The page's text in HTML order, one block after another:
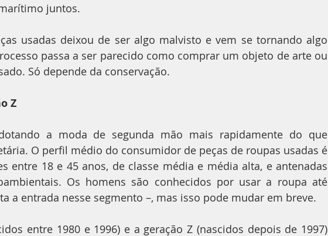
juntos.
usadas deixou de ser algo malvisto e vem se tornando algo
passa a ser parecido como comprar um objeto de arte ou
Só depende da conservação.
Z
O perfil médio do consumidor de peças de roupas usadas é
entre 18 e 45 anos, de classe média e média alta, e antenadas
Os homens são conhecidos por usar a roupa até
a entrada nesse segmento –, mas isso pode mudar em breve.
entre 1980 e 1996) e a geração Z (nascidos depois de 1997)